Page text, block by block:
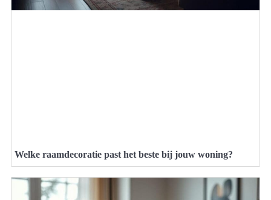
Welke raamdecoratie past het beste bij jouw woning?